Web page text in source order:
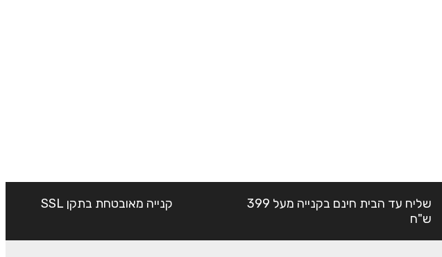
שליח עד הבית חינם בקנייה מעל 399
ש"ח
קנייה מאובטחת בתקן SSL